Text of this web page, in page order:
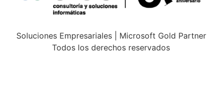
Soluciones Empresariales | Microsoft Gold Partner
Todos los derechos reservados